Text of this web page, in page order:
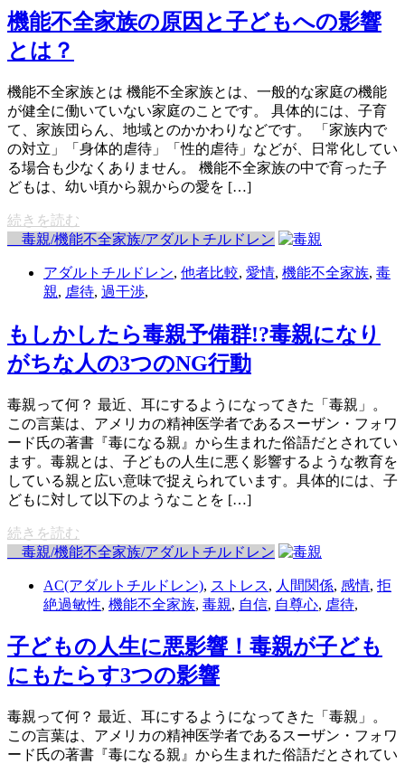
機能不全家族の原因と子どもへの影響
とは？
機能不全家族とは 機能不全家族とは、一般的な家庭の機能
が健全に働いていない家庭のことです。 具体的には、子育
て、家族団らん、地域とのかかわりなどです。 「家族内で
の対立」「身体的虐待」「性的虐待」などが、日常化してい
る場合も少なくありません。 機能不全家族の中で育った子
どもは、幼い頃から親からの愛を […]
続きを読む
毒親/機能不全家族/アダルトチルドレン
アダルトチルドレン, 他者比較, 愛情, 機能不全家族, 毒
親, 虐待, 過干渉,
もしかしたら毒親予備群!?毒親になり
がちな人の3つのNG行動
毒親って何？ 最近、耳にするようになってきた「毒親」。
この言葉は、アメリカの精神医学者であるスーザン・フォワ
ード氏の著書『毒になる親』から生まれた俗語だとされてい
ます。毒親とは、子どもの人生に悪く影響するような教育を
している親と広い意味で捉えられています。具体的には、子
どもに対して以下のようなことを […]
続きを読む
毒親/機能不全家族/アダルトチルドレン
AC(アダルトチルドレン), ストレス, 人間関係, 感情, 拒
絶過敏性, 機能不全家族, 毒親, 自信, 自尊心, 虐待,
子どもの人生に悪影響！毒親が子ども
にもたらす3つの影響
毒親って何？ 最近、耳にするようになってきた「毒親」。
この言葉は、アメリカの精神医学者であるスーザン・フォワ
ード氏の著書『毒になる親』から生まれた俗語だとされてい